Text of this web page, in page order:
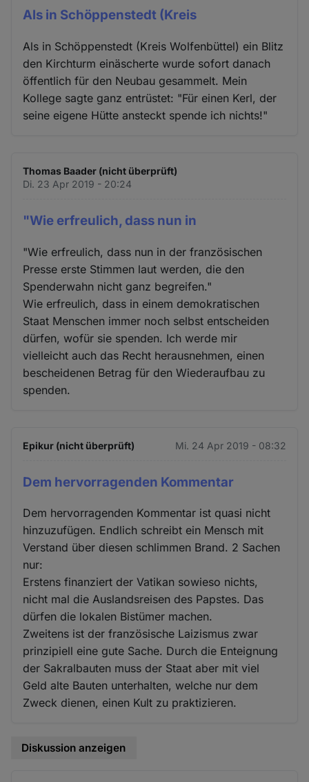
Als in Schöppenstedt (Kreis
Als in Schöppenstedt (Kreis Wolfenbüttel) ein Blitz
den Kirchturm einäscherte wurde sofort danach
öffentlich für den Neubau gesammelt. Mein
Kollege sagte ganz entrüstet: "Für einen Kerl, der
seine eigene Hütte ansteckt spende ich nichts!"
Thomas Baader (nicht überprüft)
Di. 23 Apr 2019 - 20:24
"Wie erfreulich, dass nun in
"Wie erfreulich, dass nun in der französischen
Presse erste Stimmen laut werden, die den
Spenderwahn nicht ganz begreifen."
Wie erfreulich, dass in einem demokratischen
Staat Menschen immer noch selbst entscheiden
dürfen, wofür sie spenden. Ich werde mir
vielleicht auch das Recht herausnehmen, einen
bescheidenen Betrag für den Wiederaufbau zu
spenden.
Epikur (nicht überprüft) Mi. 24 Apr 2019 - 08:32
Dem hervorragenden Kommentar
Dem hervorragenden Kommentar ist quasi nicht
hinzuzufügen. Endlich schreibt ein Mensch mit
Verstand über diesen schlimmen Brand. 2 Sachen
nur:
Erstens finanziert der Vatikan sowieso nichts,
nicht mal die Auslandsreisen des Papstes. Das
dürfen die lokalen Bistümer machen.
Zweitens ist der französische Laizismus zwar
prinzipiell eine gute Sache. Durch die Enteignung
der Sakralbauten muss der Staat aber mit viel
Geld alte Bauten unterhalten, welche nur dem
Zweck dienen, einen Kult zu praktizieren.
Diskussion anzeigen